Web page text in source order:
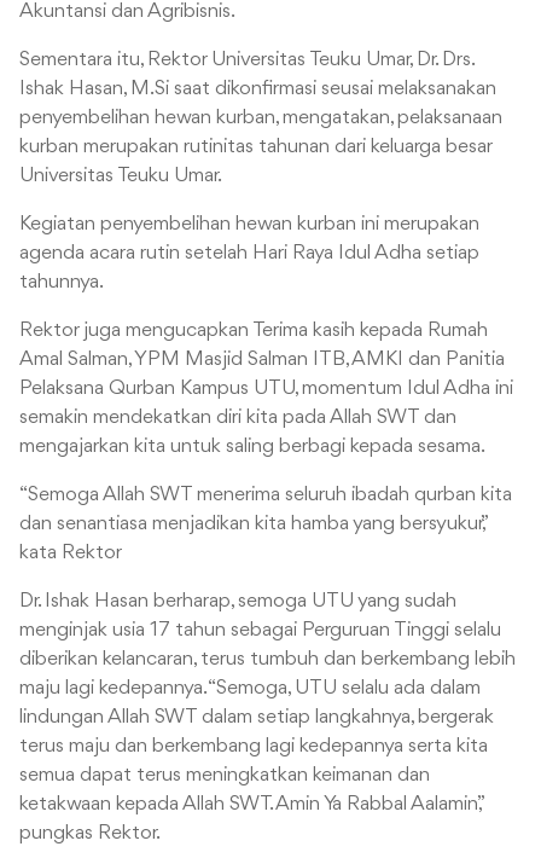
Akuntansi dan Agribisnis.
Sementara itu, Rektor Universitas Teuku Umar, Dr. Drs.
Ishak Hasan, M.Si saat dikonfirmasi seusai melaksanakan
penyembelihan hewan kurban, mengatakan, pelaksanaan
kurban merupakan rutinitas tahunan dari keluarga besar
Universitas Teuku Umar.
Kegiatan penyembelihan hewan kurban ini merupakan
agenda acara rutin setelah Hari Raya Idul Adha setiap
tahunnya.
Rektor juga mengucapkan Terima kasih kepada Rumah
Amal Salman, YPM Masjid Salman ITB, AMKI dan Panitia
Pelaksana Qurban Kampus UTU, momentum Idul Adha ini
semakin mendekatkan diri kita pada Allah SWT dan
mengajarkan kita untuk saling berbagi kepada sesama.
“Semoga Allah SWT menerima seluruh ibadah qurban kita
dan senantiasa menjadikan kita hamba yang bersyukur,”
kata Rektor
Dr. Ishak Hasan berharap, semoga UTU yang sudah
menginjak usia 17 tahun sebagai Perguruan Tinggi selalu
diberikan kelancaran, terus tumbuh dan berkembang lebih
maju lagi kedepannya. “Semoga, UTU selalu ada dalam
lindungan Allah SWT dalam setiap langkahnya, bergerak
terus maju dan berkembang lagi kedepannya serta kita
semua dapat terus meningkatkan keimanan dan
ketakwaan kepada Allah SWT. Amin Ya Rabbal Aalamin,”
pungkas Rektor.